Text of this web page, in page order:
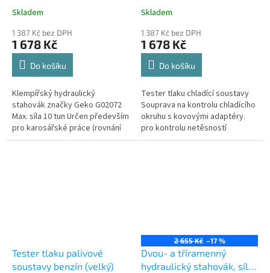
Skladem
1 387 Kč bez DPH
1 678 Kč
Do košíku
Klempířský hydraulický
stahovák značky Geko G02072
Max. síla 10 tun Určen především
pro karosářské práce (rovnání
karosérií, rámů apod.), uplatnění
Skladem
1 387 Kč bez DPH
1 678 Kč
Do košíku
Tester tlaku chladící soustavy
Souprava na kontrolu chladícího
okruhu s kovovými adaptéry.
pro kontrolu netěsností
chladících okruhů tlakem
Tester tlaku palivové
soustavy benzín (velký)
2 655 Kč –17 %
Dvou- a tříramenný
hydraulický stahovák, síla